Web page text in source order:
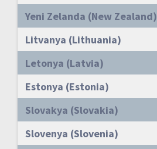
Yeni Zelanda (New Zealand)
Litvanya (Lithuania)
Letonya (Latvia)
Estonya (Estonia)
Slovakya (Slovakia)
Slovenya (Slovenia)